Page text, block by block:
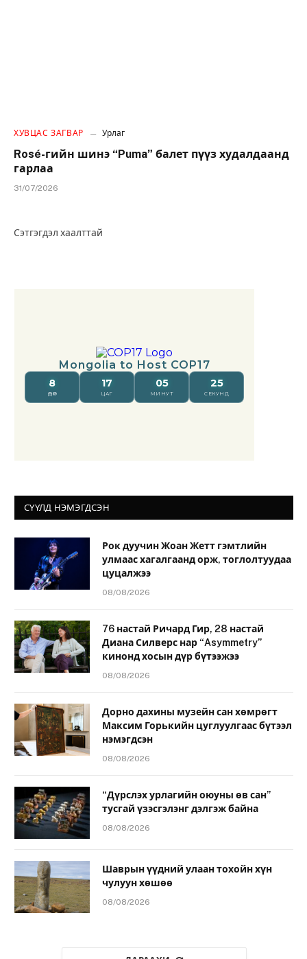
ХУВЦАС ЗАГВАР Урлаг
Rosé-гийн шинэ “Puma” балет пүүз худалдаанд
гарлаа
31/07/2026
Сэтгэгдэл хаалттай
СҮҮЛД НЭМЭГДСЭН
Рок дуучин Жоан Жетт гэмтлийн
улмаас хагалгаанд орж, тоглолтуудаа
цуцалжээ
08/08/2026
76 настай Ричард Гир, 28 настай
Диана Силверс нар “Asymmetry”
кинонд хосын дүр бүтээжээ
08/08/2026
Дорно дахины музейн сан хөмрөгт
Максим Горькийн цуглуулгаас бүтээл
нэмэгдсэн
08/08/2026
“Дүрслэх урлагийн оюуны өв сан”
тусгай үзэсгэлэнг дэлгэж байна
08/08/2026
Шаврын үүдний улаан тохойн хүн
чулуун хөшөө
08/08/2026